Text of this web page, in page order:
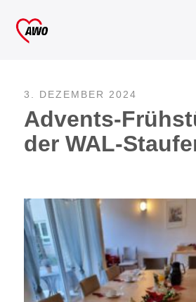
3. DEZEMBER 2024
Advents-
der WAL-